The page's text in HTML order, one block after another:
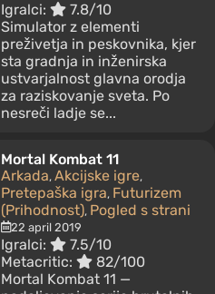
Igralci:
7.8/10
Simulator z elementi
preživetja in peskovnika, kjer
sta gradnja in inženirska
ustvarjalnost glavna orodja
za raziskovanje sveta. Po
nesreči ladje se...
Mortal Kombat 11
Arkada, Akcijske igre,
Pretepaška igra, Futurizem
(Prihodnost), Pogled s strani
22 april 2019
Igralci:
7.5/10
Metacritic:
82/100
Mortal Kombat 11 —